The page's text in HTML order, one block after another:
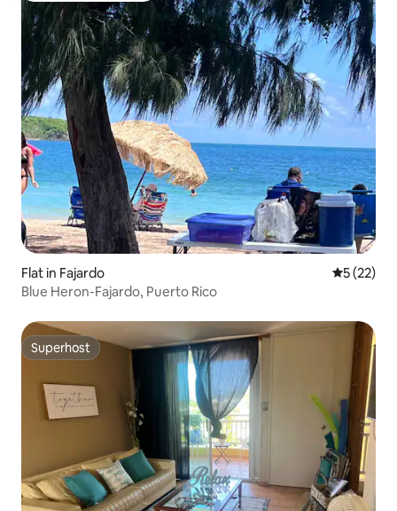
Flat in Fajardo
5 (22)
Blue Heron-Fajardo, Puerto Rico
Superhost
Superhost